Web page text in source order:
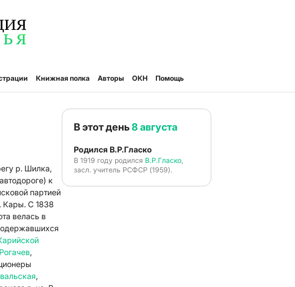
Книжная полка Авторы ОКН Помощь
р. Шилка,
к
партией
Кары. С 1838
велась в
,
,
В этот день8 августа
Родился В.Р.Гласко
В 1919 году родился В.Р.Гласко
засл. учитель РСФСР (1959).